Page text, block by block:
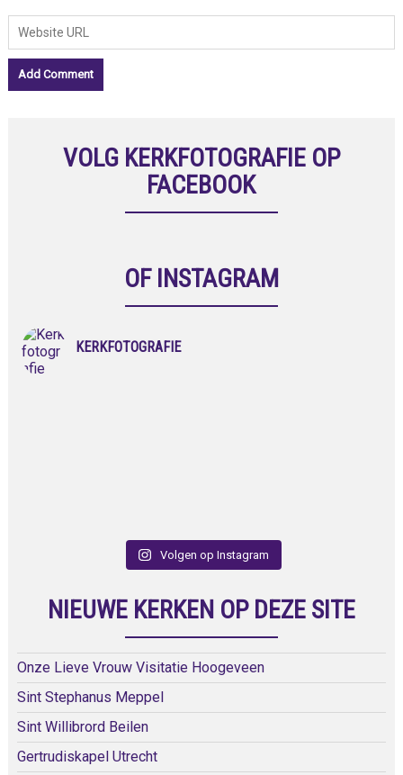
VOLG KERKFOTOGRAFIE OP
FACEBOOK
OF INSTAGRAM
KERKFOTOGRAFIE
Volgen op Instagram
NIEUWE KERKEN OP DEZE SITE
Onze Lieve Vrouw Visitatie Hoogeveen
Sint Stephanus Meppel
Sint Willibrord Beilen
Gertrudiskapel Utrecht